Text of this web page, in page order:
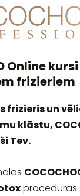
Online kursi
frizieriem
frizieris un
klāstu,
Tev.
procedūras